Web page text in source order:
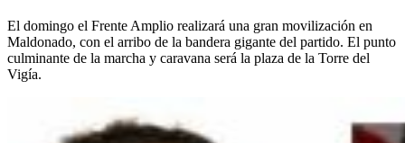
El domingo el Frente Amplio realizará una gran movilización en
Maldonado, con el arribo de la bandera gigante del partido. El punto
culminante de la marcha y caravana será la plaza de la Torre del
Vigía.